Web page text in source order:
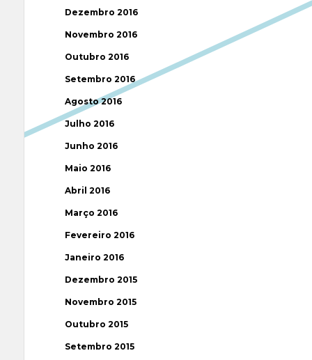
Dezembro 2016
Novembro 2016
Outubro 2016
Setembro 2016
Agosto 2016
Julho 2016
Junho 2016
Maio 2016
Abril 2016
Março 2016
Fevereiro 2016
Janeiro 2016
Dezembro 2015
Novembro 2015
Outubro 2015
Setembro 2015